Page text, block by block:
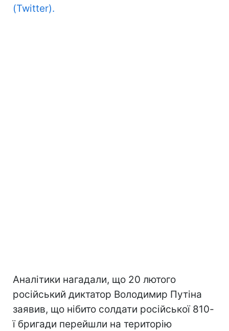
(Twitter).
Аналітики нагадали, що 20 лютого
російський диктатор Володимир Путіна
заявив, що нібито солдати російської 810-
ї бригади перейшли на територію